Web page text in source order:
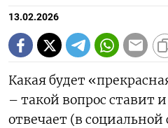
13.02.2026
Какая будет
– такой вопрос ставит
отвечает (в